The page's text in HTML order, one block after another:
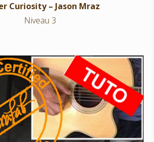
Curiosity – Jason Mraz
Niveau 3
BO Les petits mouchoirs
Niveau 3